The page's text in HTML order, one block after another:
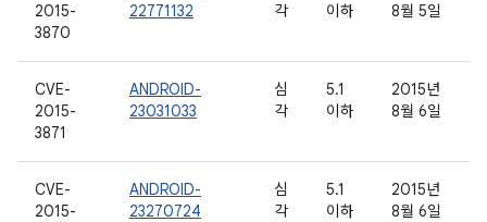
2015-
3870
22771132
각
이하
8월 5일
CVE-
2015-
3871
ANDROID-
23031033
심
각
5.1
이하
2015년
8월 6일
CVE-
2015-
ANDROID-
23270724
심
각
5.1
이하
2015년
8월 6일